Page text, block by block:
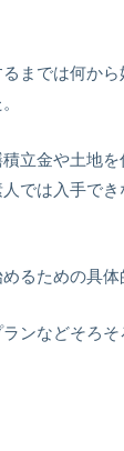
までは何か
立金や土地
では入手で
るための具
ンなどそろ